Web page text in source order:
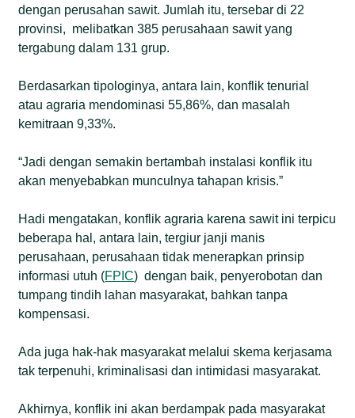
dengan perusahan sawit. Jumlah itu, tersebar di 22
provinsi, melibatkan 385 perusahaan sawit yang
tergabung dalam 131 grup.
Berdasarkan tipologinya, antara lain, konflik tenurial
atau agraria mendominasi 55,86%, dan masalah
kemitraan 9,33%.
“Jadi dengan semakin bertambah instalasi konflik itu
akan menyebabkan munculnya tahapan krisis.”
Hadi mengatakan, konflik agraria karena sawit ini terpicu
beberapa hal, antara lain, tergiur janji manis
perusahaan, perusahaan tidak menerapkan prinsip
informasi utuh (FPIC) dengan baik, penyerobotan dan
tumpang tindih lahan masyarakat, bahkan tanpa
kompensasi.
Ada juga hak-hak masyarakat melalui skema kerjasama
tak terpenuhi, kriminalisasi dan intimidasi masyarakat.
Akhirnya, konflik ini akan berdampak pada masyarakat